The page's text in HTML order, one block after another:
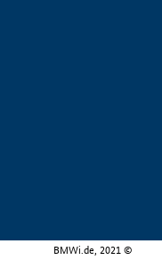
BMWi.de, 2021 ©